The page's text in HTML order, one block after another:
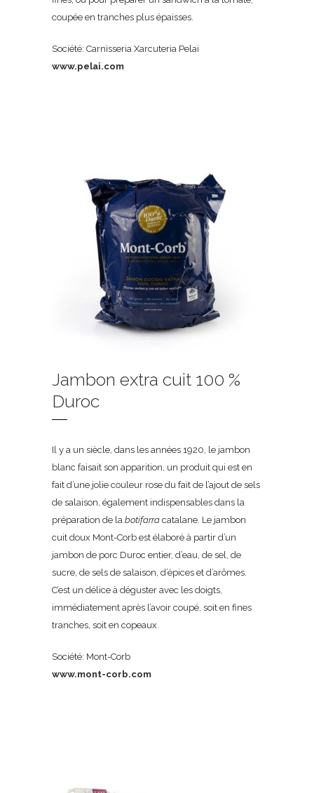
coupée en tranches plus épaisses.
Société: Carnisseria Xarcuteria Pelai
www.pelai.com
Jambon extra cuit 100 %
Duroc
Il y a un siècle, dans les années 1920, le jambon
blanc faisait son apparition, un produit qui est en
fait d’une jolie couleur rose du fait de l’ajout de sels
de salaison, également indispensables dans la
préparation de la botifarra catalane. Le jambon
cuit doux Mont-Corb est élaboré à partir d’un
jambon de porc Duroc entier, d’eau, de sel, de
sucre, de sels de salaison, d’épices et d’arômes.
C’est un délice à déguster avec les doigts,
immédiatement après l’avoir coupé, soit en fines
tranches, soit en copeaux.
Société: Mont-Corb
www.mont-corb.com